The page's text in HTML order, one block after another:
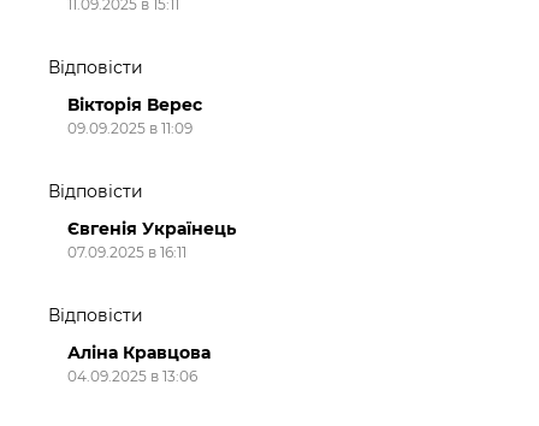
11.09.2025 в 15:11
Відповісти
Вікторія Верес
09.09.2025 в 11:09
Відповісти
Євгенія Українець
07.09.2025 в 16:11
Відповісти
Аліна Кравцова
04.09.2025 в 13:06